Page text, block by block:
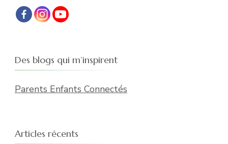
Des blogs qui m’inspirent
Parents Enfants Connectés
Articles récents